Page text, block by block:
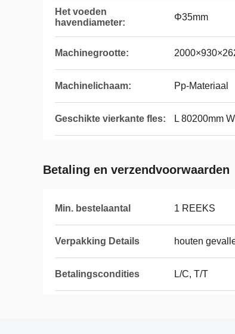
Het voeden
havendiameter:
Φ35mm
Machinegrootte:
Machinelichaam: Pp-Materiaal
Geschikte vierkante fles: L 80200mm
Betaling en verzendvoorwaarden
Min. bestelaantal 1 REEKS
Verpakking Details houten
Betalingscondities L/C, T/T